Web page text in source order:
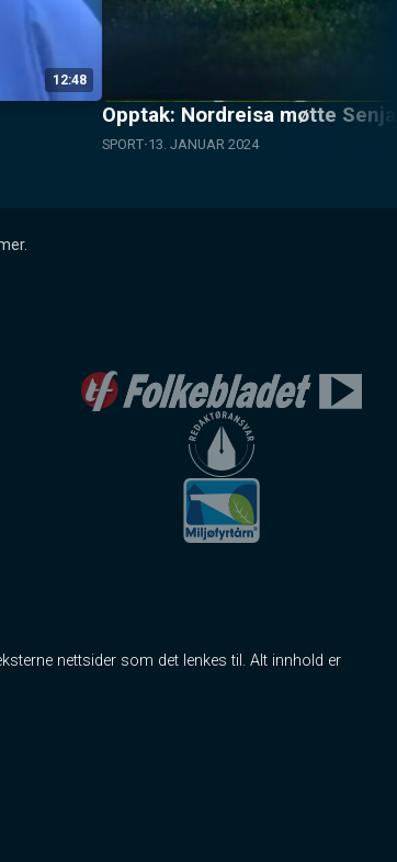
12:48
Opptak: Nordreisa møtte
SPORT 13. JANUAR 2024
.
nettsider som det lenkes til. Alt innhold er